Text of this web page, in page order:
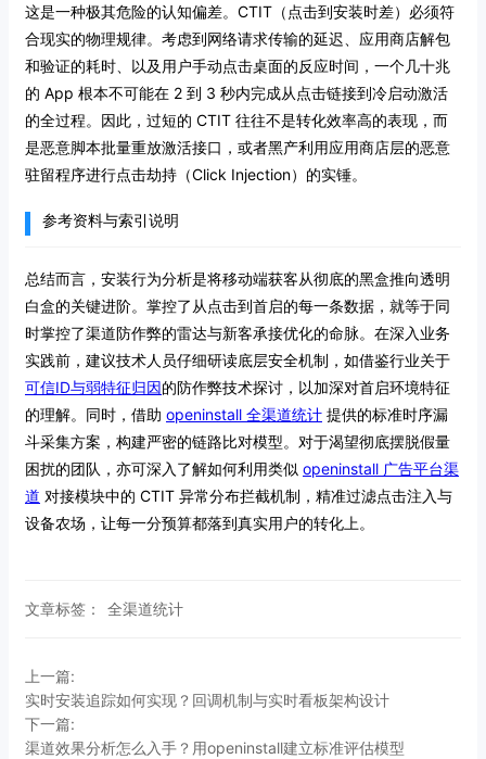
这是一种极其危险的认知偏差。CTIT（点击到安装时差）必须符
合现实的物理规律。考虑到网络请求传输的延迟、应用商店解包
和验证的耗时、以及用户手动点击桌面的反应时间，一个几十兆
的 App 根本不可能在 2 到 3 秒内完成从点击链接到冷启动激活
的全过程。因此，过短的 CTIT 往往不是转化效率高的表现，而
是恶意脚本批量重放激活接口，或者黑产利用应用商店层的恶意
驻留程序进行点击劫持（Click Injection）的实锤。
参考资料与索引说明
总结而言，安装行为分析是将移动端获客从彻底的黑盒推向透明
白盒的关键进阶。掌控了从点击到首启的每一条数据，就等于同
时掌控了渠道防作弊的雷达与新客承接优化的命脉。在深入业务
实践前，建议技术人员仔细研读底层安全机制，如借鉴行业关于
可信ID与弱特征归因的防作弊技术探讨，以加深对首启环境特征
的理解。同时，借助 openinstall 全渠道统计 提供的标准时序漏
斗采集方案，构建严密的链路比对模型。对于渴望彻底摆脱假量
困扰的团队，亦可深入了解如何利用类似 openinstall 广告平台渠
道 对接模块中的 CTIT 异常分布拦截机制，精准过滤点击注入与
设备农场，让每一分预算都落到真实用户的转化上。
文章标签： 全渠道统计
上一篇:
实时安装追踪如何实现？回调机制与实时看板架构设计
下一篇:
渠道效果分析怎么入手？用openinstall建立标准评估模型